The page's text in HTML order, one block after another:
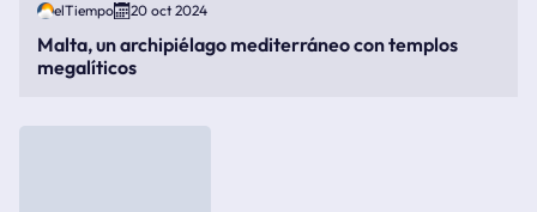
elTiempo 20 oct 2024
Malta, un archipiélago mediterráneo con templos
megalíticos